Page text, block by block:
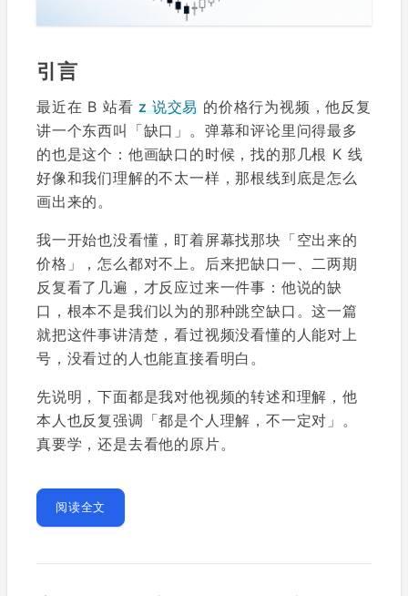
引言
最近在 B 站看z 说交易 的价格行为视频，他反复
讲一个东西叫「缺口」。弹幕和评论里问得最多
的也是这个：他画缺口的时候，找的那几根 K 线
好像和我们理解的不太一样，那根线到底是怎么
画出来的。
我一开始也没看懂，盯着屏幕找那块「空出来的
价格」，怎么都对不上。后来把缺口一、二两期
反复看了几遍，才反应过来一件事：他说的缺
口，根本不是我们以为的那种跳空缺口。这一篇
就把这件事讲清楚，看过视频没看懂的人能对上
号，没看过的人也能直接看明白。
先说明，下面都是我对他视频的转述和理解，他
本人也反复强调「都是个人理解，不一定对」。
真要学，还是去看他的原片。
阅读全文